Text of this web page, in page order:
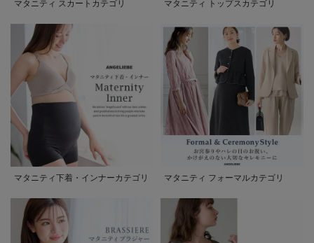
マタニティ スカートカテゴリ マタニティ トップスカテゴリ
マタニティ下着・インナーカテゴリ マタニティ フォーマルカテゴリ